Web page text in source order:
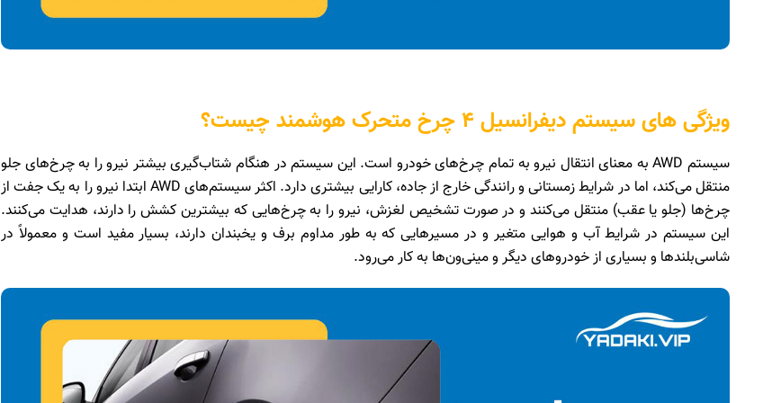
ویژگی های سیستم دیفرانسیل 4 چرخ متحرک هوشمند چیست؟
سیستم AWD به معنای انتقال نیرو به تمام چرخ‌های خودرو است. این سیستم در هنگام شتاب‌گیری بیشتر نیرو را به چرخ‌های جلو
منتقل می‌کند، اما در شرایط زمستانی و رانندگی خارج از جاده، کارایی بیشتری دارد. اکثر سیستم‌های AWD ابتدا نیرو را به یک جفت از
چرخ‌ها (جلو یا عقب) منتقل می‌کنند و در صورت تشخیص لغزش، نیرو را به چرخ‌هایی که بیشترین کشش را دارند، هدایت می‌کنند.
این سیستم در شرایط آب و هوایی متغیر و در مسیرهایی که به ‌طور مداوم برف و یخبندان دارند، بسیار مفید است و معمولاً در
شاسی‌بلندها و بسیاری از خودروهای دیگر و مینی‌ون‌ها به کار می‌رود.